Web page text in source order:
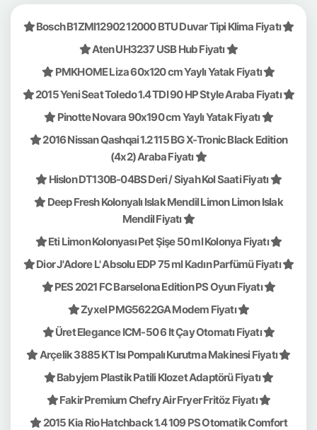
Bosch B1ZMI12902 12000 BTU Duvar Tipi Klima Fiyatı
Aten UH3237 USB Hub Fiyatı
PMKHOME Liza 60x120 cm Yaylı Yatak Fiyatı
2015 Yeni Seat Toledo 1.4 TDI 90 HP Style Araba Fiyatı
Pinotte Novara 90x190 cm Yaylı Yatak Fiyatı
2016 Nissan Qashqai 1.2 115 BG X-Tronic Black Edition
(4x2) Araba Fiyatı
Hislon DT130B-04BS Deri / Siyah Kol Saati Fiyatı
Deep Fresh Kolonyalı Islak Mendil Limon Limon Islak
Mendil Fiyatı
Eti Limon Kolonyası Pet Şişe 50 ml Kolonya Fiyatı
Dior J'Adore L' Absolu EDP 75 ml Kadın Parfümü Fiyatı
PES 2021 FC Barselona Edition PS Oyun Fiyatı
Zyxel PMG5622GA Modem Fiyatı
Üret Elegance ICM-50 6 lt Çay Otomatı Fiyatı
Arçelik 3885 KT Isı Pompalı Kurutma Makinesi Fiyatı
Babyjem Plastik Patili Klozet Adaptörü Fiyatı
Fakir Premium Chefry Air Fryer Fritöz Fiyatı
2015 Kia Rio Hatchback 1.4 109 PS Otomatik Comfort